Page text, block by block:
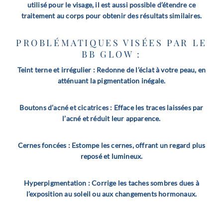
utilisé pour le visage, il est aussi possible d’étendre ce
traitement au corps pour obtenir des résultats similaires.
PROBLÉMATIQUES VISÉES PAR LE
BB GLOW :
Teint terne et irrégulier : Redonne de l’éclat à votre peau, en
atténuant la pigmentation inégale.
Boutons d’acné et cicatrices : Efface les traces laissées par
l’acné et réduit leur apparence.
Cernes foncées : Estompe les cernes, offrant un regard plus
reposé et lumineux.
Hyperpigmentation : Corrige les taches sombres dues à
l’exposition au soleil ou aux changements hormonaux.